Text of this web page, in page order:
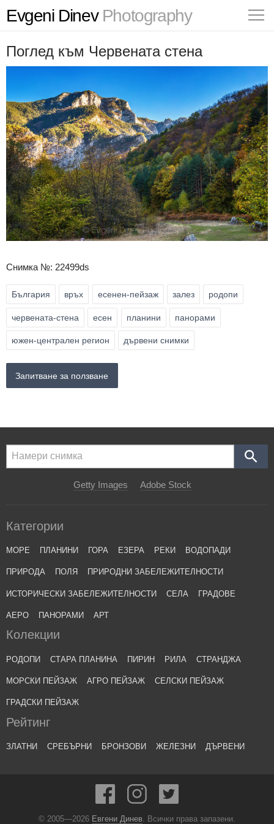
Evgeni DinevPhotography
Поглед към Червената стена
Снимка №: 22499ds
България връх есенен-пейзаж залез родопи
червената-стена есен планини панорами
южен-централен регион дървени снимки
Запитване за ползване
Getty Images Adobe Stock
Категории
МОРЕ ПЛАНИНИ ГОРА ЕЗЕРА РЕКИ ВОДОПАДИ
ПРИРОДА ПОЛЯ ПРИРОДНИ ЗАБЕЛЕЖИТЕЛНОСТИ
ИСТОРИЧЕСКИ ЗАБЕЛЕЖИТЕЛНОСТИ СЕЛА ГРАДОВЕ
АЕРО ПАНОРАМИ АРТ
Колекции
РОДОПИ СТАРА ПЛАНИНА ПИРИН РИЛА СТРАНДЖА
МОРСКИ ПЕЙЗАЖ АГРО ПЕЙЗАЖ СЕЛСКИ ПЕЙЗАЖ
ГРАДСКИ ПЕЙЗАЖ
Рейтинг
ЗЛАТНИ СРЕБЪРНИ БРОНЗОВИ ЖЕЛЕЗНИ ДЪРВЕНИ
© 2005—2026 Евгени Динев. Всички права запазени.